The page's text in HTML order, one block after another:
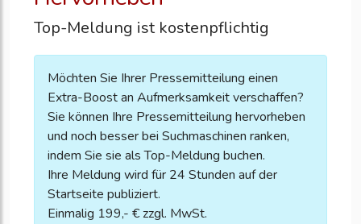
Top-Meldung ist kostenpflichtig
Möchten Sie Ihrer Pressemitteilung einen
Extra-Boost an Aufmerksamkeit verschaffen?
Sie können Ihre Pressemitteilung hervorheben
und noch besser bei Suchmaschinen ranken,
indem Sie sie als Top-Meldung buchen.
Ihre Meldung wird für 24 Stunden auf der
Startseite publiziert.
Einmalig 199,- € zzgl. MwSt.